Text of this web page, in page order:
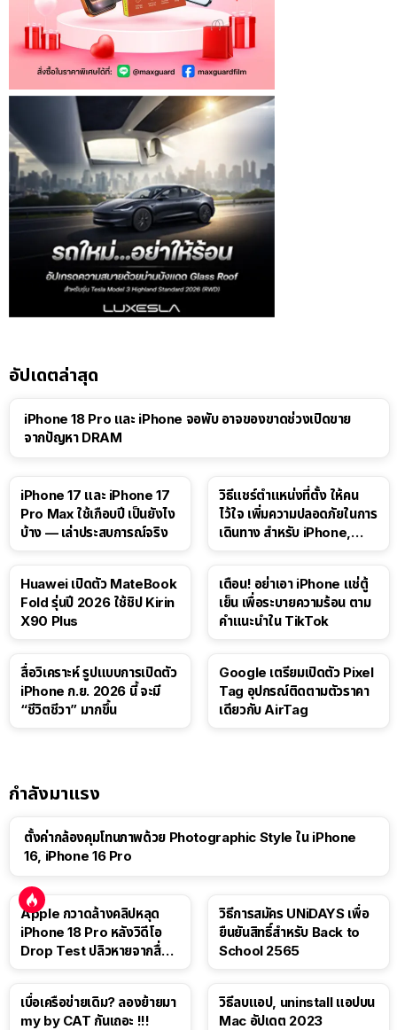
อัปเดตล่าสุด
iPhone 18 Pro และ iPhone จอพับ อาจของขาดช่วงเปิดขาย
จากปัญหา DRAM
iPhone 17 และ iPhone 17
Pro Max ใช้เกือบปี เป็นยังไง
บ้าง — เล่าประสบการณ์จริง
วิธีแชร์ตำแหน่งที่ตั้ง ให้คน
ไว้ใจ เพิ่มความปลอดภัยในการ
เดินทาง สำหรับ iPhone,
Huawei เปิดตัว MateBook
Fold รุ่นปี 2026 ใช้ชิป Kirin
X90 Plus
เตือน! อย่าเอา iPhone แช่ตู้
เย็น เพื่อระบายความร้อน ตาม
คำแนะนำใน TikTok
สื่อวิเคราะห์ รูปแบบการเปิดตัว
iPhone ก.ย. 2026 นี้ จะมี
“ชีวิตชีวา” มากขึ้น
Google เตรียมเปิดตัว Pixel
Tag อุปกรณ์ติดตามตัวราคา
เดียวกับ AirTag
กำลังมาแรง
ตั้งค่ากล้องคุมโทนภาพด้วย Photographic Style ใน iPhone
16, iPhone 16 Pro
Apple กวาดล้างคลิปหลุด
iPhone 18 Pro หลังวิดีโอ
Drop Test ปลิวหายจากสื่อ
วิธีการสมัคร UNiDAYS เพื่อ
ยืนยันสิทธิ์สำหรับ Back to
School 2565
เบื่อเครือข่ายเดิม? ลองย้ายมา
my by CAT กันเถอะ !!!
วิธีลบแอป, uninstall แอปบน
Mac อัปเดต 2023